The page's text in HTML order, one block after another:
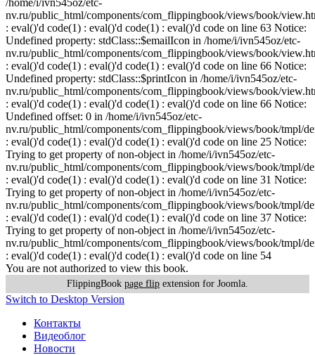
nv.ru/public_html/components/com_flippingbook/views/book/
: eval()'d code(1) : eval()'d code(1) : eval()'d code on line 63 Notice:
Undefined property: stdClass::$emailIcon in /home/i/ivn545oz/etc-
nv.ru/public_html/components/com_flippingbook/views/book/
: eval()'d code(1) : eval()'d code(1) : eval()'d code on line 66 Notice:
Undefined property: stdClass::$printIcon in /home/i/ivn545oz/etc-
nv.ru/public_html/components/com_flippingbook/views/book/
: eval()'d code(1) : eval()'d code(1) : eval()'d code on line 66 Notice:
Undefined offset: 0 in /home/i/ivn545oz/etc-
nv.ru/public_html/components/com_flippingbook/views/book/tmpl/
: eval()'d code(1) : eval()'d code(1) : eval()'d code on line 25 Notice:
Trying to get property of non-object in /home/i/ivn545oz/etc-
nv.ru/public_html/components/com_flippingbook/views/book/tmpl/
: eval()'d code(1) : eval()'d code(1) : eval()'d code on line 31 Notice:
Trying to get property of non-object in /home/i/ivn545oz/etc-
nv.ru/public_html/components/com_flippingbook/views/book/tmpl/
: eval()'d code(1) : eval()'d code(1) : eval()'d code on line 37 Notice:
Trying to get property of non-object in /home/i/ivn545oz/etc-
nv.ru/public_html/components/com_flippingbook/views/book/tmpl/
: eval()'d code(1) : eval()'d code(1) : eval()'d code on line 54
You are not authorized to view this book.
FlippingBook page flip extension for Joomla.
Switch to Desktop Version
Контакты
Видеоблог
Новости